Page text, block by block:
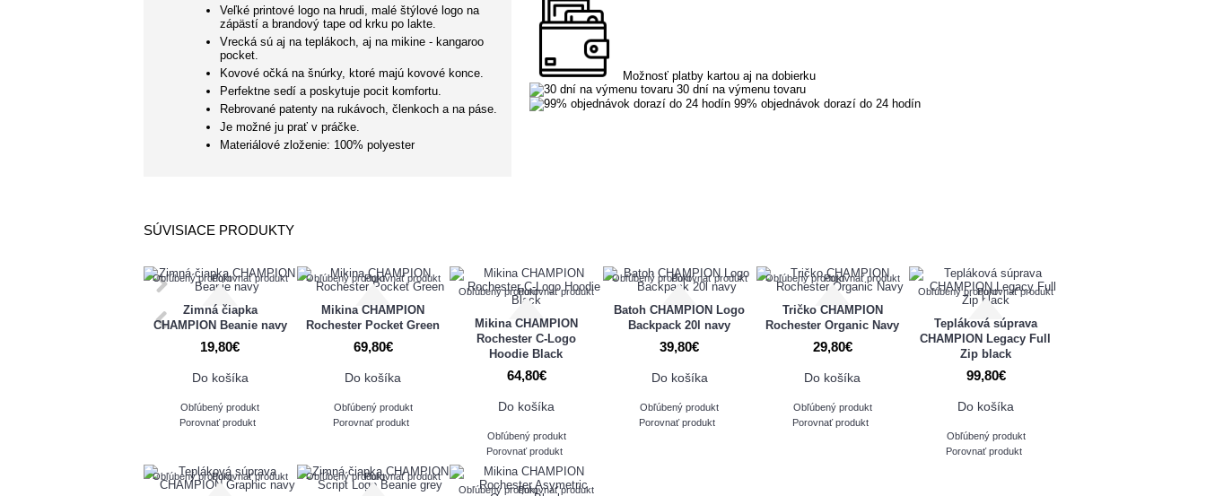
Veľké printové logo na hrudi, malé štýlové logo na
zápästí a brandový tape od krku po lakte.
Vrecká sú aj na teplákoch, aj na mikine - kangaroo
pocket.
Kovové očká na šnúrky, ktoré majú kovové konce.
Perfektne sedí a poskytuje pocit komfortu.
Rebrované patenty na rukávoch, členkoch a na páse.
Je možné ju prať v práčke.
Materiálové zloženie: 100% polyester
Možnosť platby kartou aj na dobierku
30 dní na výmenu tovaru
99% objednávok dorazí do 24 hodín
SÚVISIACE PRODUKTY
Obľúbený produktPorovnať produkt
Zimná čiapka
CHAMPION Beanie navy
19,80€
Do košíka
Obľúbený produkt
Porovnať produkt
Obľúbený produktPorovnať produkt
Mikina CHAMPION
Rochester Pocket Green
69,80€
Do košíka
Obľúbený produkt
Porovnať produkt
Obľúbený produktPorovnať produkt
Mikina CHAMPION
Rochester C-Logo
Hoodie Black
64,80€
Do košíka
Obľúbený produkt
Porovnať produkt
Obľúbený produktPorovnať produkt
Batoh CHAMPION Logo
Backpack 20l navy
39,80€
Do košíka
Obľúbený produkt
Porovnať produkt
Obľúbený produktPorovnať produkt
Tričko CHAMPION
Rochester Organic Navy
29,80€
Do košíka
Obľúbený produkt
Porovnať produkt
Obľúbený produktPorovnať produkt
Tepláková súprava
CHAMPION Legacy Full
Zip black
99,80€
Do košíka
Obľúbený produkt
Porovnať produkt
Obľúbený produktPorovnať produkt Obľúbený produktPorovnať produkt
Obľúbený produktPorovnať produkt